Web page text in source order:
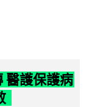
醫護保護病